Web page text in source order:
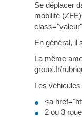
Se déplacer
mobilité
En général, il
La même
groux.fr/
Les
<a
2 ou 3